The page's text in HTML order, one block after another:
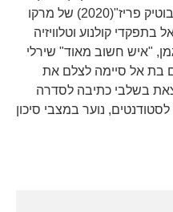
אלירן אליה, ועל תפקידה בסרט "בוטיק פריז"(2020) של מרקו
קולנוע וטלוויזיה
"איש חשוב מאוד" שירלי
בת אל סיימה לצלם את
בשלבי כתיבה לסדרה
נוער במצבי סיכון